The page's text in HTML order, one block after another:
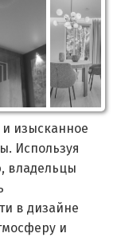
и изысканное
Используя
владельцы
в дизайне
и